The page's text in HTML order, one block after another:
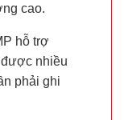
cao.
hỗ trợ
nhiều
phải ghi